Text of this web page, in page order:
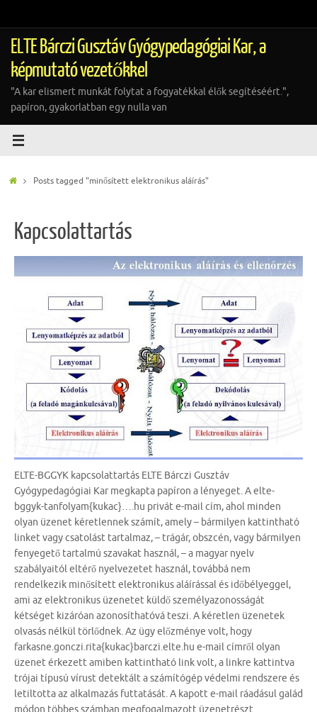
tartalomra
ELTE Bárczi Gusztáv Gyógypedagógiai Kar, a
képmutató vezetőkkel
"A kar elismert munkát folytat a fogyatékkal élők segítéséért.",
papíron, gyakorlatban egy nulla van
HomePosts tagged "minősített elektronikus aláírás"
Kapcsolattartás
ELTE-BGGYK kapcsolattartás ELTE Bárczi Gusztáv
Gyógypedagógiai Kar megkapta papíron a lényeget. A elte-
bggyk-tanfolyam{kukac}….hu privát e-mail cím, ahol minden
olyan üzenet kéretlennek számít, amely – bármilyen kattintható
linket vagy csatolást tartalmaz, – trágár, obszcén, vagy bármilyen
fenyegető tartalmú szavakat használ, – a magyar nyelv
szabályaitól eltérő nyelvezetet használ, továbbá nem
rendelkezik minősített elektronikus aláírással és időbélyeggel,
ami az elektronikus üzenetet küldő személyazonosságát
kétséget kizáróan azonosíthatóvá teszi. A kéretlen üzenetek
olvasás nélkül törlődnek. Az ügy előzménye volt, hogy
farkasne.gonczi.rita{kukac}barczi.elte.hu e-mail címről olyan
üzenet érkezett amiben kattintható link volt, a linkre kattintva
trójai típusú vírust detektált a számítógép védelmi rendszere és
letiltotta az alkalmazás futtatását. A kapott e-mail ráadásul galád
módon többes számban megfogalmazott üzenetrészt